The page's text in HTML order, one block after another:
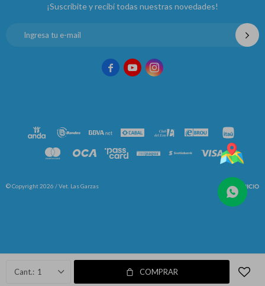
1 COMPRAR
¡Suscribite y recibí todas nuestras novedades!
  
© Copyright 2026 / Vet. Las Garzas
Fenicio